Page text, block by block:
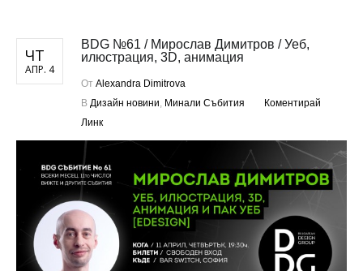
ЧТ
АПР. 4
BDG №61 / Мирослав Димитров / Уеб,
илюстрация, 3D, анимация
От Alexandra Dimitrova
В Дизайн новини, Минали Събития
Коментирай
Линк